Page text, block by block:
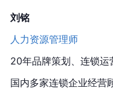
刘铭
人力资源管理师
20年品牌策划、连锁
国内多家连锁企业经营